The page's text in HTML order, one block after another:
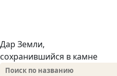
Дар Земли,
сохранившийся в камне